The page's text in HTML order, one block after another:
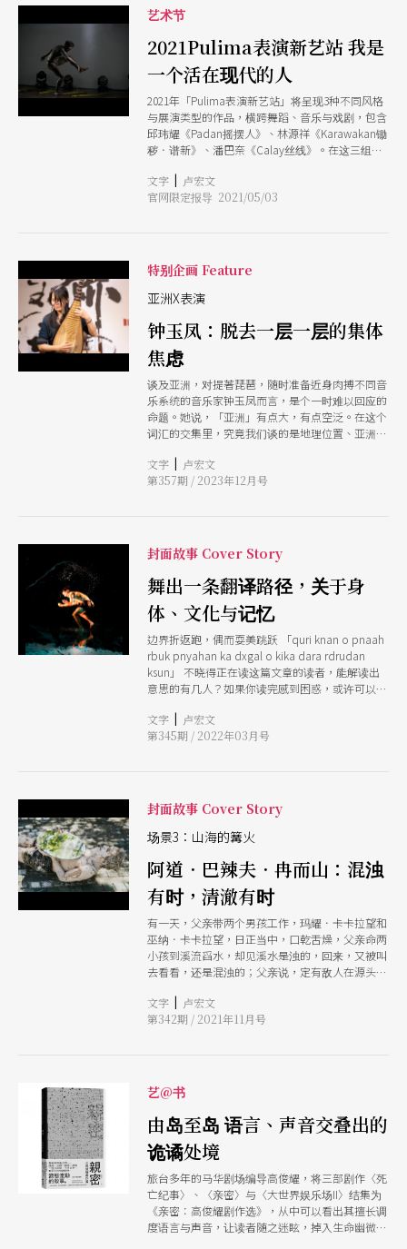
睐》，及长时间弯身或蹲步前进的《路呐》。 去
年演出的《没有害怕太阳和下雨》（以下简称《没
有害怕》），则两条路线兼并，既触及阿美族的阶
层文化「巴卡路耐」（Pakarongay），又以舞者
群体或个体的动作反复，勾勒团体生活中，身型或
向布农族罗娜部落学习乐舞而来的《路呐》，到引
用阿美族都兰部落文化的《没有害怕》，再至今年
呈现泰雅族文化符码的《己力渡路》。3种完全相
异的族群与文化，让人疑惑编舞家与舞者们，究竟
在排练前能花多少时间与这些文化相处？这段相处
时间，除影响著看见的深浅，也反映在创作的转译
是否能让该族群拥有立体面貌。 原先订于2020年
游戏，与从头到尾重复单一动作的舞者，召唤集体
舞者如何展现自己与获得欢愉，「巴卡路耐」里头
蕴藏的各种有机互动、协商，在做自己的欲望前，
则显得一片模糊。 透过舞团粉丝页，可见《己力
渡路》约莫花了半年时间认识与学习泰雅文化（注
2），相较于《没有害怕》的投入时间更短，使得
《己力渡路》只能将采集到之泰雅文化皆摊于舞
台。观众可以看到舞台上的滑石粉，随著舞者四肢
著地爬行，逐渐形成泛泰雅族群为人熟知的菱形图
纹；从天而降的数条红色绳索，在3名女舞者的歌
出特邀的文化顾问与歌者云力思（
艺术节
2021Pulima表演新艺站 我是
一个活在现代的人
2021年「Pulima表演新艺站」将呈现3种不同风格
与展演类型的作品，横跨舞蹈、音乐与戏剧，包含
邱玮耀《Padan摇摆人》、林源祥《Karawakan锄
秽．谱新》、潘巴奈《Calay丝线》。在这三组表
无论成长时期与母体文化的关系深浅，总有一个为
了工作或求学而离开的阶段，往往也在这阶段中，
见传统并非活在过去，而是以自身与创作，在当下
成为连结过去与未来的通道，诚如其中一位创作者
林源祥所说，「因为我是现在的人，才会让它重叠
文字 | 卢宏文
官网限定报导 2021/05/03
特别企画 Feature
亚洲X表演
钟玉凤：脱去一层一层的集体
焦虑
谈及亚洲，对提著琵琶，随时准备近身肉搏不同音
乐系统的音乐家钟玉凤而言，是个一时难以回应的
命题。她说，「亚洲」有点大，有点空泛。在这个
词汇的交集里，究竟我们谈的是地理位置、亚洲经
切入，显然并非实践者习惯的思考路径，但当这些
疑问被暂且搁置，回到她与五湖四海不同音乐人对
弦，大概就能判断这位乐人来自亚洲或非洲。她
说：「和弦不是他音乐处理（的方式），或是说他
的直觉。」只有在和欧洲或美国的音乐家合作时，
对方才会问要弹什么和弦。 而除了音乐风格的光
谱远近外，在过往的合作经验中，她也发现「被殖
果和她一样是被归类在传统音乐类的乐手，彼此总
会讨论到：「你们如何和西方音乐交手？」在许多
国家或学院仍将西方古典音乐奉为主流的情况下，
这些音乐人在自己的国家往往是寂寞的，且更吊诡
的是，反而去到欧洲，他们才能获得认可与关注。
在爱恨交织的处境里，非主流音乐人不断尝试突
围，于外部现实环境与主流交锋，内部同样需极力
去写，总之那些东西大部分都让人手受伤。」 在
的愤怒。回到己身，她则一直强调对当代主流而
言，自己走上这条作曲的路径是「不合法」的。她
很明白其他人会怎么看，「以作曲的标准来看，我
当然是不入流的，我光是一个指法跟一个声音，就
成立这件事情，就是不够的。」但她仍然有个冲
动，就像尝试改编《百家春》一样，因为这个音乐
底蕴与她有关，她很清楚每个音代表什么意思。
她说：「我只是想拿回我被剥夺的权力。」 于这
些参差对照的亚洲经验里，可以感受到一种扭曲的
音乐的无感与疲乏；向外拓展，虽能获得目光与理
解，但被殖民的生命经验却剪不断理还乱。总是快
文字 | 卢宏文
第357期 / 2023年12月号
封面故事 Cover Story
舞出一条翻译路径，关于身
体、文化与记忆
边界折返跑，偶而耍美跳跃 「quri knan o pnaah
rbuk pnyahan ka dxgal o kika dara rdrudan
ksun」 不晓得正在读这篇文章的读者，能解读出
意思的有几人？如果你读完感到困惑，或许可以理
在困惑之余，仍被语言和作品的动能所吸引，可能
会像我一样，开始对这些创作者的生活环境，和创
文字 | 卢宏文
第345期 / 2022年03月号
封面故事 Cover Story
场景3：山海的篝火
阿道．巴辣夫．冉而山：混浊
有时，清澈有时
有一天，父亲带两个男孩工作，玛耀．卡卡拉望和
巫纳．卡卡拉望，日正当中，口乾舌燥，父亲命两
小孩到溪流舀水，却见溪水是浊的，回来，又被叫
去看看，还是混浊的；父亲说，定有敌人在源头处
（tangal：脑袋）（注1）
文字 | 卢宏文
第342期 / 2021年11月号
艺@书
由岛至岛 语言、声音交叠出的
诡谲处境
旅台多年的马华剧场编导高俊耀，将三部剧作〈死
亡纪事〉、〈亲密〉与〈大世界娱乐场II〉结集为
《亲密：高俊耀剧作选》，从中可以看出其擅长调
度语言与声音，让读者随之迷眩，掉入生命幽微，